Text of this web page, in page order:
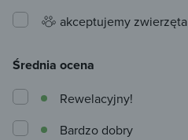
akceptujemy zwierzęta
Średnia ocena
Bardzo dobry
Rewelacyjny!